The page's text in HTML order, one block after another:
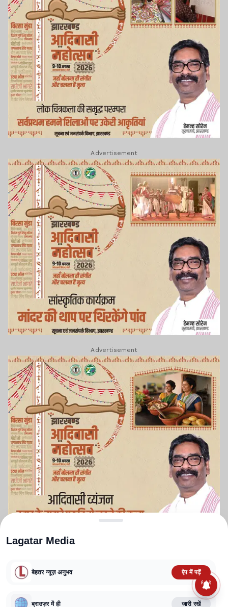
Advertisement
Advertisement
TERMS AND CONDITIONS
CORRECTIONS POLICY
FACT CHECKING POLICY
Lagatar Media
बेहतर न्यूज़ अनुभव ऐप में पढ़ें
ब्राउज़र में ही जारी रखें